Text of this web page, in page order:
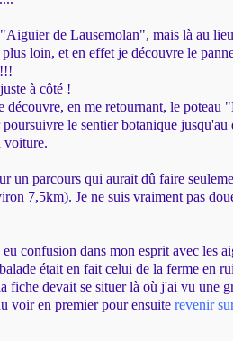
de Lausemolan", mais là au
loin, et en effet je découvre le
à côté !
découvre, en me retournant, le poteau
le sentier botanique
voiture.
un parcours qui aurait dû faire
7,5km). Je ne suis vraiment pas
confusion dans mon esprit avec les
était en fait celui de la ferme en
fiche devait se situer là où j'ai vu une
voir en premier pour ensuite revenir